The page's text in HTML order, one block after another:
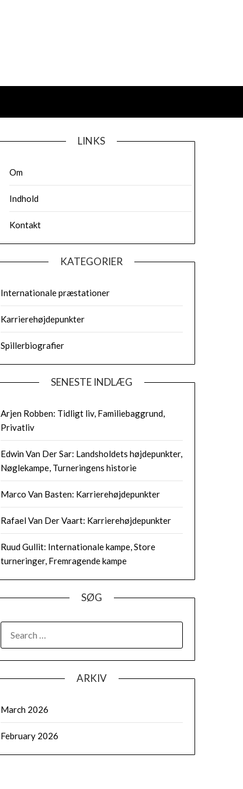
LINKS
Om
Indhold
Kontakt
KATEGORIER
Internationale præstationer
Karrierehøjdepunkter
Spillerbiografier
SENESTE INDLÆG
Arjen Robben: Tidligt liv, Familiebaggrund,
Privatliv
Edwin Van Der Sar: Landsholdets højdepunkter,
Nøglekampe, Turneringens historie
Marco Van Basten: Karrierehøjdepunkter
Rafael Van Der Vaart: Karrierehøjdepunkter
Ruud Gullit: Internationale kampe, Store
turneringer, Fremragende kampe
SØG
FOR:
ARKIV
March 2026
February 2026